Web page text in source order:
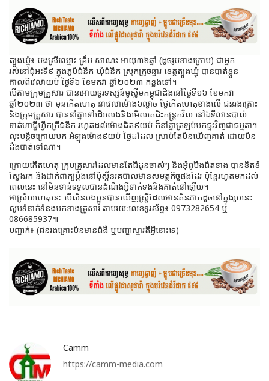
ត្បូងឃ្មុំ៖ បងស្រីឈ្មោះ គ្រឹម សាណះ អាយុ៣៦ឆ្នាំ (ដូចរូបខាងក្រោម) ជាអ្នក
រស់នៅជុំអះទី៩ ក្នុងភូមិជំនីក ឃុំជំនីក ស្រុកក្រូចឆ្មារ ខេត្តត្បូងឃ្មុំ បានបាត់ខ្លួន
កាលពីវេលាយប់ ថ្ងៃទី៦ ខែមករា ឆ្នាំ២០២៣ កន្លងទៅ។
បើតាមក្រុមគ្រួសារ បានអោយទូរទស្សន៍មូស្លីមកម្ពុជាដឹងនៅថ្ងៃទី១៦ ខែមករា
ឆ្នាំ២០២៣ ថា មុនកើតហេតុ នាវេលាម៉ោង៦ល្ងាច ថ្ងៃកើតហេតុខាងលើ ជនរងគ្រោះ
និងក្រុមគ្រួសារ បាននាំគ្នាទៅដើរលេងនិងមើលគេជិះកន្ត្រកវិល នៅឯទីលានបាល់
ទាត់ហាជ្ជីហ្វីកក្រីជំនីក រហូតដល់ម៉ោងជិត៩យប់ ក៏នាំគ្នាត្រឡប់មកផ្ទះវិញជាធម្មតា។
លុះបន្តិចក្រោយមក អំឡុងម៉ោង៩យប់ ថ្ងៃដដែល ស្រាប់តែមិនឃើញគាត់ ដោយមិន
ដឹងបាត់ទៅណា។
ក្រោយកើតហេតុ ក្រុមគ្រួសារដែលមានតែជីដូនចាស់ៗ និងអុំពូមីងជិតខាង បានខិតខំ
ស្វែងរក និងដាក់ពាក្យប្តឹងនៅប៉ុស្តិ៍នរគបាលមានសមត្ថកិច្ចផងដែរ ប៉ុន្តែរហូតមកដល់
ពេលនេះ នៅមិនទាន់ទទួលបានដំណឹងអ្វីទាក់ទងនិងគាត់នៅឡើយ។
អាស្រ័យហេតុនេះ បើសិនបងប្អូនបានឃើញស្ត្រីដែលមានភិនភាគដូចនៅក្នុងរូបនេះ
សូមទំនាក់ទំនងមកខាងគ្រួសារ តាមរយៈលេខទូរស័ព្ទ៖ 0973282654 ឬ
086685937៕
បញ្ជាក់៖ (ជនរងគ្រោះមិនមានជំងឺ ឬបញ្ហាស្មារតីអ្វីនោះទេ)
Camm
https://camm-media.com